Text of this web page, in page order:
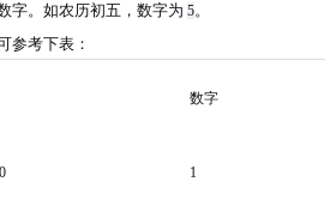
字。如农历初五，数字为 5。
参考下表：
数字
1